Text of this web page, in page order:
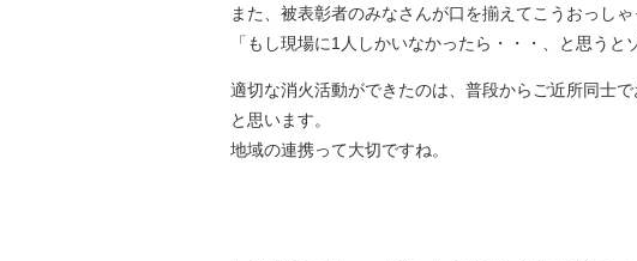
また、被表彰者のみなさんが口を揃えてこうおっしゃ
「もし現場に1人しかいなかったら・・・、と思うと
適切な消火活動ができたのは、普段からご近所同士
と思います。
地域の連携って大切ですね。